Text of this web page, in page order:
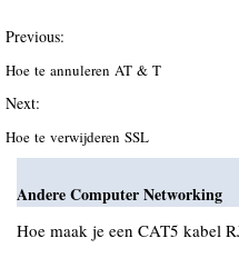
Previous:
Hoe te annuleren AT & T
Next:
Hoe te verwijderen SSL
Andere Computer Networking
Hoe maak je een CAT5 kabel